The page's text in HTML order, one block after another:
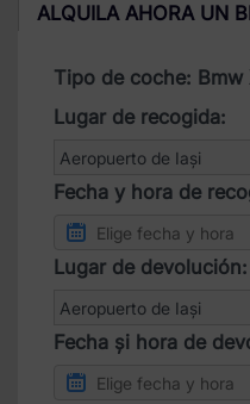
ALQUILA AHORA UN
Tipo de coche: Bmw
Lugar de recogida:
Fecha y hora de
Lugar de devolución:
Fecha și hora de